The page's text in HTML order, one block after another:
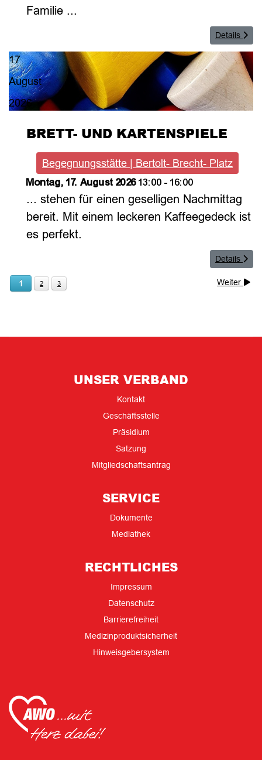
Familie ...
Details
17
August
2026
BRETT- UND KARTENSPIELE
Begegnungsstätte | Bertolt- Brecht- Platz
Montag, 17. August 202613:00 - 16:00
... stehen für einen geselligen Nachmittag
bereit. Mit einem leckeren Kaffeegedeck ist
es perfekt.
Details
1 2 3 Weiter
UNSER VERBAND
Kontakt
Geschäftsstelle
Präsidium
Satzung
Mitgliedschaftsantrag
SERVICE
Dokumente
Mediathek
RECHTLICHES
Impressum
Datenschutz
Barrierefreiheit
Medizinproduktsicherheit
Hinweisgebersystem